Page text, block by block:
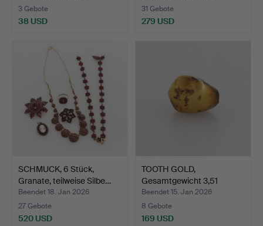
3 Gebote
38 USD
31 Gebote
279 USD
SCHMUCK, 6 Stück,
Granate, teilweise Silbe…
Beendet 18. Jan 2026
27 Gebote
520 USD
TOOTH GOLD,
Gesamtgewicht 3,51
Gramm.
Beendet 15. Jan 2026
8 Gebote
169 USD